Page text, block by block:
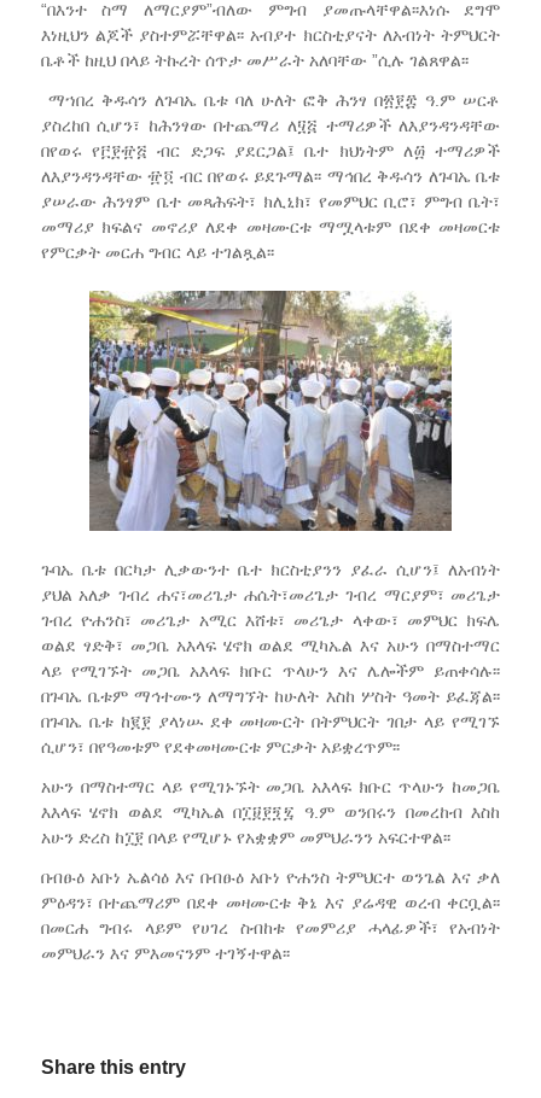
“በእንተ ስማ ለማርያም”ብለው ምግብ ያመጡላቸዋል፡፡እነሱ ደግሞ
እነዚህን ልጆች ያስተምሯቸዋል፡፡ አብያተ ክርስቲያናት ለአብነት ትምህርት
ቤቶች ከዚህ በላይ ትኩረት ሰጥታ መሥራት አለባቸው ”ሲሉ ገልጸዋል፡፡
ማኀበረ ቅዱሳን ለጉባኤ ቤቱ ባለ ሁለት ፎቅ ሕንፃ በ፳፻፰ ዓ.ም ሠርቶ
ያስረከበ ሲሆን፣ ከሕንፃው በተጨማሪ ለ፶፭ ተማሪዎች ለእያንዳንዳቸው
በየወሩ የ፫፻፹፭ ብር ድጋፍ ያደርጋል፤ ቤተ ክህነትም ለ፴ ተማሪዎች
ለእያንዳንዳቸው ፹፬ ብር በየወሩ ይደጉማል፡፡ ማኅበረ ቅዱሳን ለጉባኤ ቤቱ
ያሠራው ሕንፃም ቤተ መጻሕፍት፣ ክሊኒክ፣ የመምህር ቢሮ፣ ምግብ ቤት፣
መማሪያ ክፍልና መኖሪያ ለደቀ መዛሙርቱ ማሟላቱም በደቀ መዛመርቱ
የምርቃት መርሐ ግብር ላይ ተገልጿል፡፡
ጉባኤ ቤቱ በርካታ ሊቃውንተ ቤተ ክርስቲያንን ያፈራ ሲሆን፤ ለአብነት
ያህል አለቃ ገብረ ሐና፣መሪጌታ ሐሴት፣መሪጌታ ገብረ ማርያም፣ መሪጌታ
ገብረ ዮሐንስ፣ መሪጌታ አሚር እሸቱ፣ መሪጌታ ላቀው፣ መምህር ክፍሌ
ወልደ ፃድቅ፣ መጋቤ አእላፍ ሄኖክ ወልደ ሚካኤል እና አሁን በማስተማር
ላይ የሚገኙት መጋቤ አእላፍ ክቡር ጥላሁን እና ሌሎችም ይጠቀሳሉ፡፡
በጉባኤ ቤቱም ማኅተሙን ለማግኘት ከሁለት እስከ ሦስት ዓመት ይፈጃል፡፡
በጉባኤ ቤቱ ከ፪፻ ያላነሡ ደቀ መዛሙርት በትምህርት ገበታ ላይ የሚገኙ
ሲሆን፣ በየዓመቱም የደቀመዛሙርቱ ምርቃት አይቋረጥም፡፡
አሁን በማስተማር ላይ የሚገኑኙት መጋቤ አእላፍ ክቡር ጥላሁን ከመጋቤ
እእላፍ ሄኖክ ወልደ ሚካኤል በ፲፱፻፺፯ ዓ.ም ወንበሩን በመረከብ እስከ
አሁን ድረስ ከ፲፻ በላይ የሚሆኑ የአቋቋም መምህራንን አፍርተዋል፡፡
በብፁዕ አቡነ ኤልሳዕ እና በብፁዕ አቡነ ዮሐንስ ትምህርተ ወንጌል እና ቃለ
ምዕዳን፣ በተጨማሪም በደቀ መዛሙርቱ ቅኔ እና ያሬዳዊ ወረብ ቀርቧል፡፡
በመርሐ ግብሩ ላይም የሀገረ ስብከቱ የመምሪያ ሓላፊዎች፣ የአብነት
መምህራን እና ምእመናንም ተገኝተዋል፡፡
Share this entry